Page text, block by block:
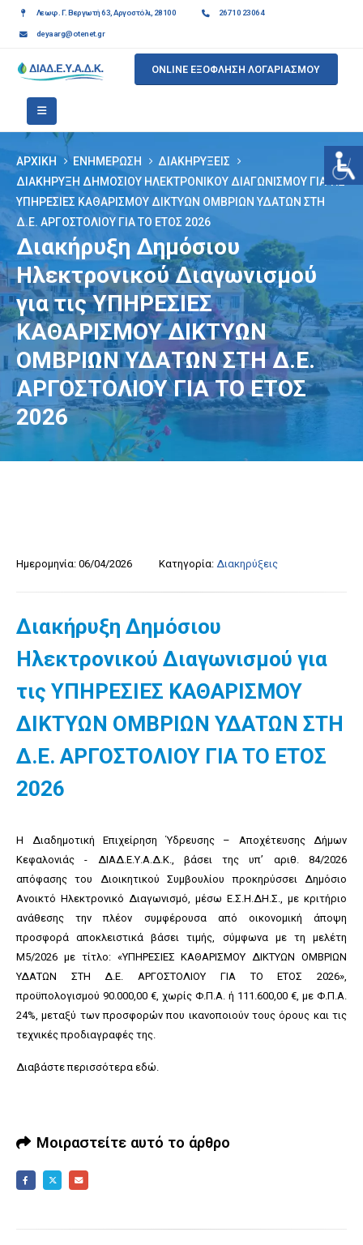
Λεωφ. Γ. Βεργωτή 63, Αργοστόλι, 28100 26710 23064
deyaarg@otenet.gr
ONLINE ΕΞΟΦΛΗΣΗ ΛΟΓΑΡΙΑΣΜΟΥ
ΑΡΧΙΚΉ ΕΝΗΜΈΡΩΣΗ
ΔΙΑΚΗΡΎΞΕΙΣ
ΔΙΑΚΉΡΥΞΗ ΔΗΜΌΣΙΟΥ ΗΛΕΚΤΡΟΝΙΚΟΎ ΔΙΑΓΩΝΙΣΜΟΎ ΓΙΑ ΤΙΣ
ΥΠΗΡΕΣΙΕΣ ΚΑΘΑΡΙΣΜΟΥ ΔΙΚΤΥΩΝ ΟΜΒΡΙΩΝ ΥΔΑΤΩΝ ΣΤΗ
Δ.Ε. ΑΡΓΟΣΤΟΛΙΟΥ ΓΙΑ ΤΟ ΕΤΟΣ 2026
Διακήρυξη Δημόσιου
Ηλεκτρονικού Διαγωνισμού
για τις ΥΠΗΡΕΣΙΕΣ
ΚΑΘΑΡΙΣΜΟΥ ΔΙΚΤΥΩΝ
ΟΜΒΡΙΩΝ ΥΔΑΤΩΝ ΣΤΗ Δ.Ε.
ΑΡΓΟΣΤΟΛΙΟΥ ΓΙΑ ΤΟ ΕΤΟΣ
2026
Ημερομηνία: 06/04/2026 Κατηγορία: Διακηρύξεις
Διακήρυξη Δημόσιου
Ηλεκτρονικού Διαγωνισμού για
τις ΥΠΗΡΕΣΙΕΣ ΚΑΘΑΡΙΣΜΟΥ
ΔΙΚΤΥΩΝ ΟΜΒΡΙΩΝ ΥΔΑΤΩΝ ΣΤΗ
Δ.Ε. ΑΡΓΟΣΤΟΛΙΟΥ ΓΙΑ ΤΟ ΕΤΟΣ
2026
Η Διαδημοτική Επιχείρηση Ύδρευσης – Αποχέτευσης Δήμων
Κεφαλονιάς - ΔΙΑΔ.Ε.Υ.Α.Δ.Κ., βάσει της υπ’ αριθ. 84/2026
απόφασης του Διοικητικού Συμβουλίου προκηρύσσει Δημόσιο
Ανοικτό Ηλεκτρονικό Διαγωνισμό, μέσω Ε.Σ.Η.ΔΗ.Σ., με κριτήριο
ανάθεσης την πλέον συμφέρουσα από οικονομική άποψη
προσφορά αποκλειστικά βάσει τιμής, σύμφωνα με τη μελέτη
Μ5/2026 με τίτλο: «ΥΠΗΡΕΣΙΕΣ ΚΑΘΑΡΙΣΜΟΥ ΔΙΚΤΥΩΝ ΟΜΒΡΙΩΝ
ΥΔΑΤΩΝ ΣΤΗ Δ.Ε. ΑΡΓΟΣΤΟΛΙΟΥ ΓΙΑ ΤΟ ΕΤΟΣ 2026»,
προϋπολογισμού 90.000,00 €, χωρίς Φ.Π.Α. ή 111.600,00 €, με Φ.Π.Α.
24%, μεταξύ των προσφορών που ικανοποιούν τους όρους και τις
τεχνικές προδιαγραφές της.
Διαβάστε περισσότερα εδώ.
Μοιραστείτε αυτό το άρθρο